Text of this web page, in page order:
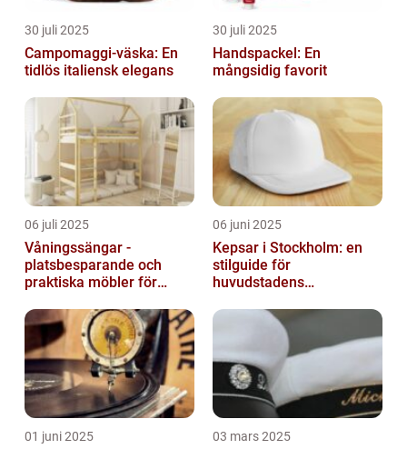
30 juli 2025
Campomaggi-väska: En
tidlös italiensk elegans
30 juli 2025
Handspackel: En
mångsidig favorit
06 juli 2025
Våningssängar -
platsbesparande och
praktiska möbler för
06 juni 2025
Kepsar i Stockholm: en
stilguide för
huvudstadens
01 juni 2025 03 mars 2025